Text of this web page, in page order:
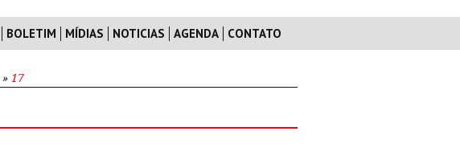
BOLETIM MÍDIAS NOTICIAS AGENDA CONTATO
» 17